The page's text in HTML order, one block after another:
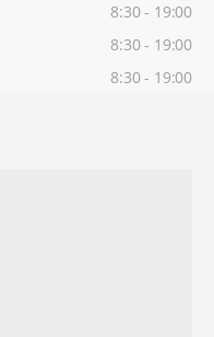
8:30 - 19:00
8:30 - 19:00
8:30 - 19:00